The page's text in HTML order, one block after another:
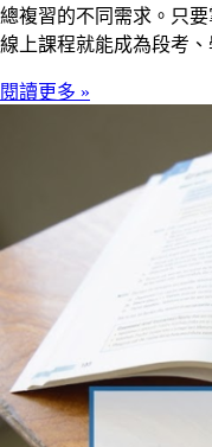
總複習的不同需求。只
線上課程就能成為段考
閱讀更多 »